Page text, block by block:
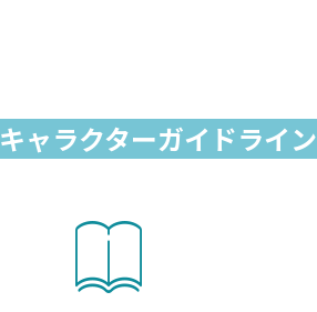
ャラクターガイドライン